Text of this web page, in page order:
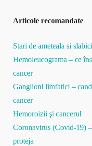
Articole recomandate
Stari de ameteala si
Hemoleucograma – ce
cancer
Ganglioni limfatici –
cancer
Hemoroizii şi cancerul
Coronavirus (Covid-19)
proteja